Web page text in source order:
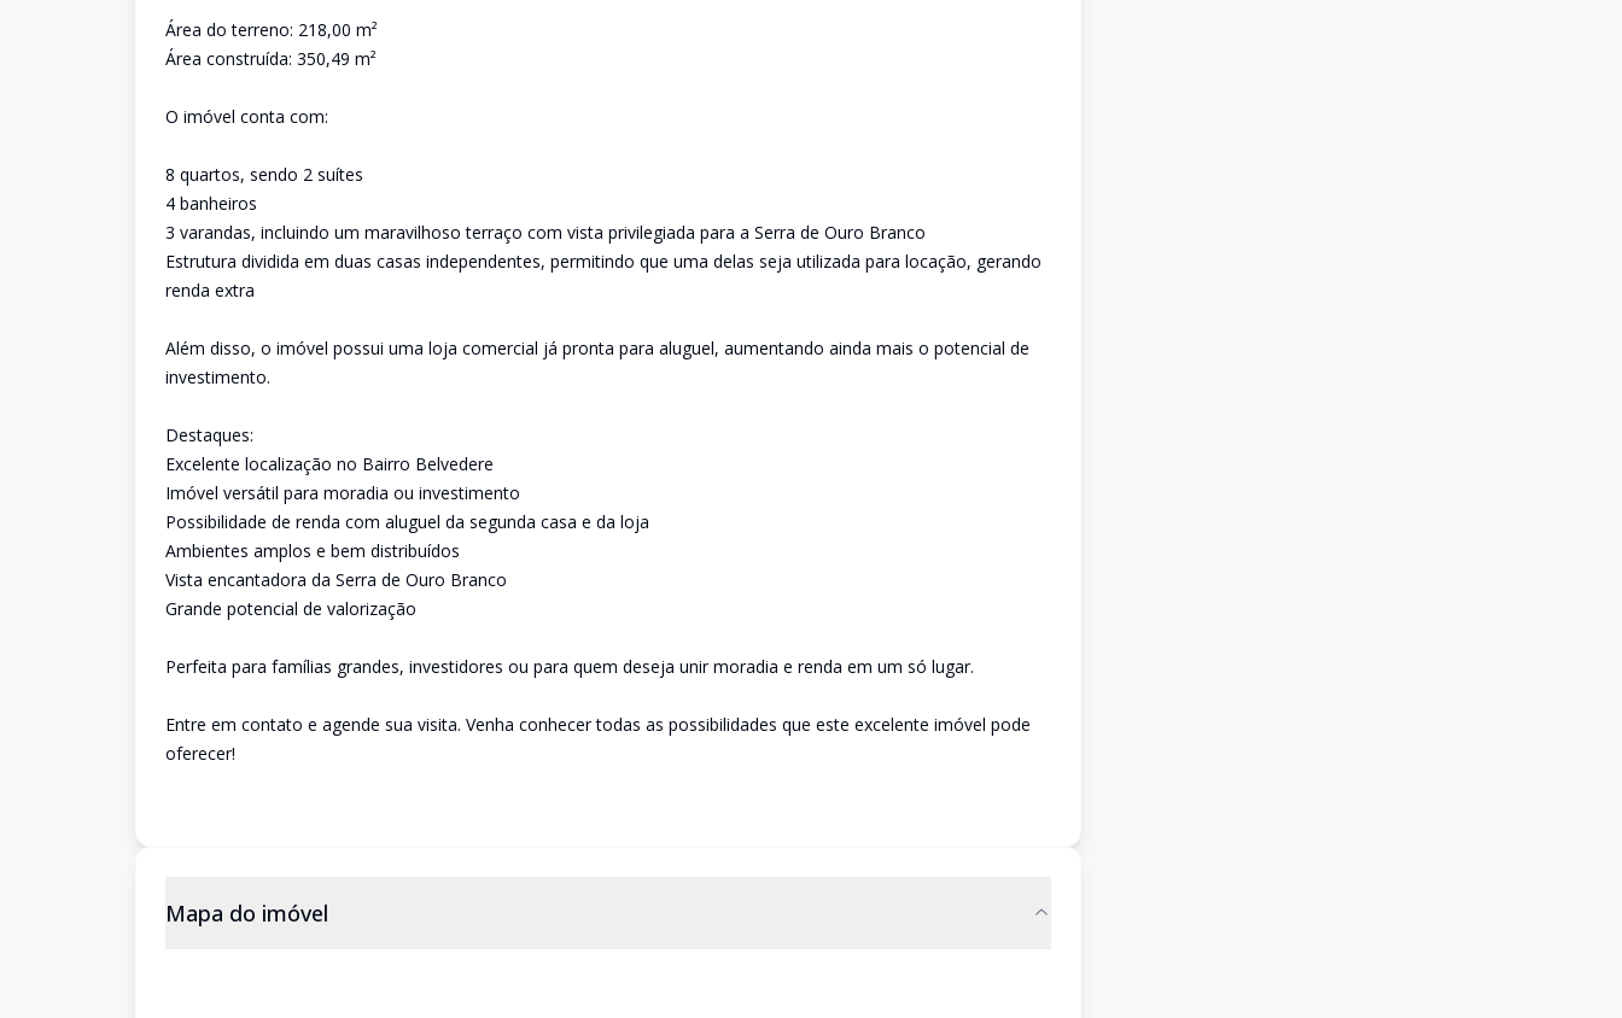
Área do terreno: 218,00 m²
Área construída: 350,49 m²
O imóvel conta com:
8 quartos, sendo 2 suítes
4 banheiros
3 varandas, incluindo um maravilhoso terraço com vista privilegiada para a Serra de Ouro Branco
Estrutura dividida em duas casas independentes, permitindo que uma delas seja utilizada para locação, gerando
renda extra
Além disso, o imóvel possui uma loja comercial já pronta para aluguel, aumentando ainda mais o potencial de
investimento.
Destaques:
Excelente localização no Bairro Belvedere
Imóvel versátil para moradia ou investimento
Possibilidade de renda com aluguel da segunda casa e da loja
Ambientes amplos e bem distribuídos
Vista encantadora da Serra de Ouro Branco
Grande potencial de valorização
Perfeita para famílias grandes, investidores ou para quem deseja unir moradia e renda em um só lugar.
Entre em contato e agende sua visita. Venha conhecer todas as possibilidades que este excelente imóvel pode
oferecer!
Mapa do imóvel